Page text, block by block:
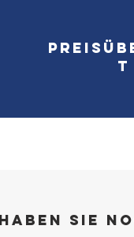
t
Haben Sie